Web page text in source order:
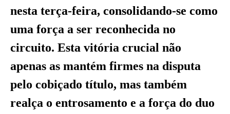
nesta terça-feira, consolidando-se como
uma força a ser reconhecida no
circuito. Esta vitória crucial não
apenas as mantém firmes na disputa
pelo cobiçado título, mas também
realça o entrosamento e a força do duo